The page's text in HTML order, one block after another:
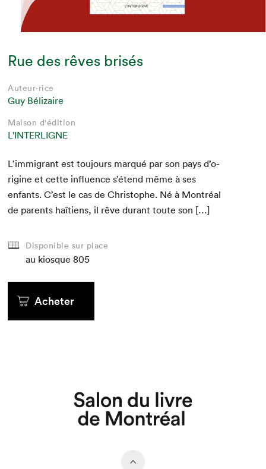
Rue des rêves brisés
Auteur·rice
Guy Bélizaire
Maison d'édition
L'INTERLIGNE
L’im­mi­grant est tou­jours mar­qué par son pays d’o­
rig­ine et cette influ­ence s’é­tend même à ses
enfants. C’est le cas de Christophe. Né à Mon­tréal
de par­ents haï­tiens, il rêve durant toute son […]
Disponible sur place
au kiosque 805
Acheter